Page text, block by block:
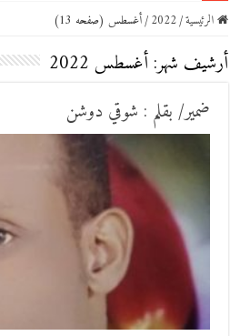
الرئيسية/
2022
/أغسطس (صفحه 13)
أرشيف شهر:أغسطس 2022
ضمير/ بقلم : شوقي دوشن